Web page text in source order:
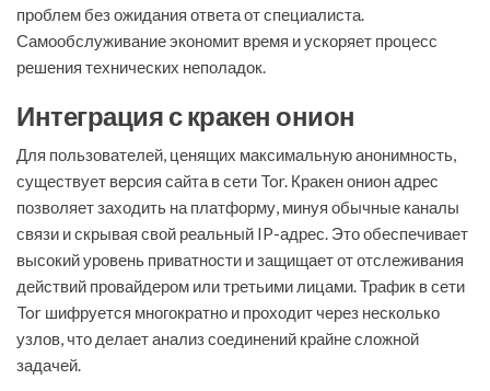
проблем без ожидания ответа от специалиста.
Самообслуживание экономит время и ускоряет процесс
решения технических неполадок.
Интеграция с кракен онион
Для пользователей, ценящих максимальную анонимность,
существует версия сайта в сети Tor. Кракен онион адрес
позволяет заходить на платформу, минуя обычные каналы
связи и скрывая свой реальный IP-адрес. Это обеспечивает
высокий уровень приватности и защищает от отслеживания
действий провайдером или третьими лицами. Трафик в сети
Tor шифруется многократно и проходит через несколько
узлов, что делает анализ соединений крайне сложной
задачей.